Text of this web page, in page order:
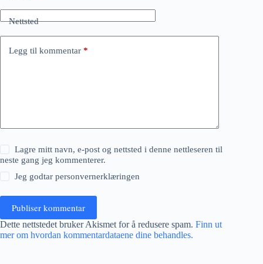
Nettsted
Legg til kommentar *
Lagre mitt navn, e-post og nettsted i denne nettleseren til
neste gang jeg kommenterer.
Jeg godtarpersonvernerklæringen
Publiser kommentar
Dette nettstedet bruker Akismet for å redusere spam. Finn ut
mer om hvordan kommentardataene dine behandles.